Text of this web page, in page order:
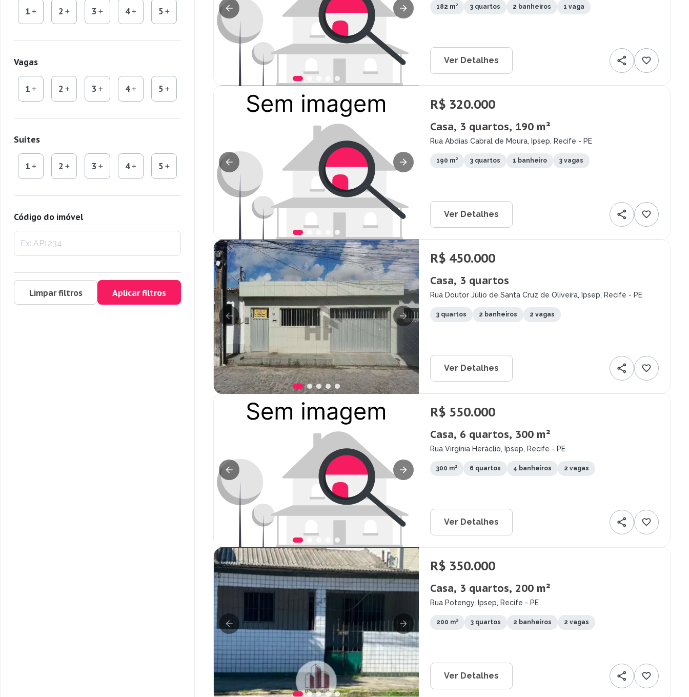
1 2 3 4 5
Vagas
1 2 3 4 5
Suítes
1 2 3 4 5
Código do imóvel
Limpar filtros Aplicar filtros
182 m² 3 quartos 2 banheiros 1 vaga
Ver Detalhes
R$ 320.000
Casa, 3 quartos, 190 m²
Rua Abdias Cabral de Moura, Ipsep, Recife - PE
190 m² 3 quartos 1 banheiro 3 vagas
Ver Detalhes
R$ 450.000
Casa, 3 quartos
Rua Doutor Júlio de Santa Cruz de Oliveira, Ipsep, Recife - PE
3 quartos 2 banheiros 2 vagas
Ver Detalhes
R$ 550.000
Casa, 6 quartos, 300 m²
Rua Virgínia Heráclio, Ipsep, Recife - PE
300 m² 6 quartos 4 banheiros 2 vagas
Ver Detalhes
R$ 350.000
Casa, 3 quartos, 200 m²
Rua Potengy, Ipsep, Recife - PE
200 m² 3 quartos 2 banheiros 2 vagas
Ver Detalhes